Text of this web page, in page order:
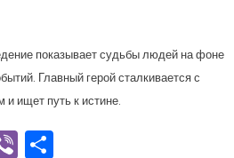
показывает судьбы людей на фоне
Главный герой сталкивается с
ищет путь к истине.
ViberОтправить